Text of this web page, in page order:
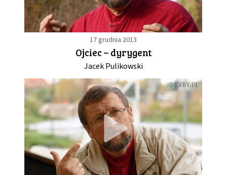
17 grudnia 2013
Ojciec – dyrygent
Jacek Pulikowski